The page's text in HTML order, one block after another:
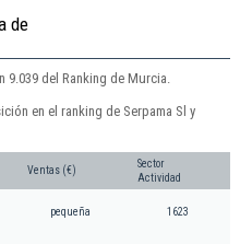
de
9.039 del Ranking de Murcia.
en el ranking de Serpama Sl y
Ventas (€)
Sector
Actividad
pequeña 1623